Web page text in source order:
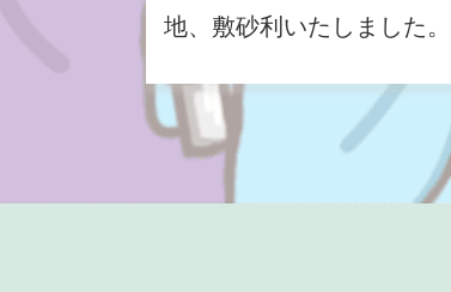
地、敷砂利いたしました。